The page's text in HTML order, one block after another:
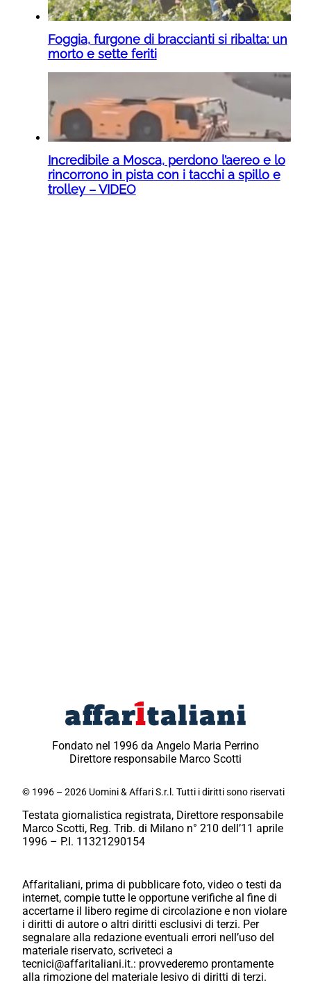
Foggia, furgone di braccianti si ribalta: un
morto e sette feriti
Incredibile a Mosca, perdono l’aereo e lo
rincorrono in pista con i tacchi a spillo e
trolley – VIDEO
Fondato nel 1996 da Angelo Maria Perrino
Direttore responsabile Marco Scotti
© 1996 – 2026 Uomini & Affari S.r.l. Tutti i diritti sono riservati
Testata giornalistica registrata, Direttore responsabile
Marco Scotti, Reg. Trib. di Milano n° 210 dell’11 aprile
1996 – P.I. 11321290154
Affaritaliani, prima di pubblicare foto, video o testi da
internet, compie tutte le opportune verifiche al fine di
accertarne il libero regime di circolazione e non violare
i diritti di autore o altri diritti esclusivi di terzi. Per
segnalare alla redazione eventuali errori nell’uso del
materiale riservato, scriveteci a
tecnici@affaritaliani.it.: provvederemo prontamente
alla rimozione del materiale lesivo di diritti di terzi.